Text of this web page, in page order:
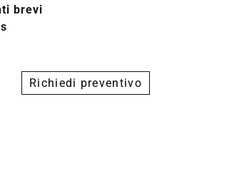
brevi
Richiedi preventivo